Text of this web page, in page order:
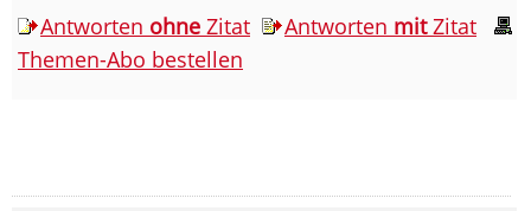
Antworten ohne Zitat Antworten mitZitat
Themen-Abo bestellen